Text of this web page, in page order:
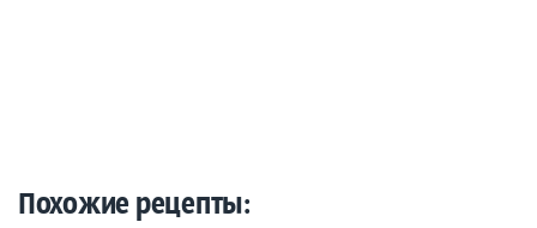
Похожие рецепты: